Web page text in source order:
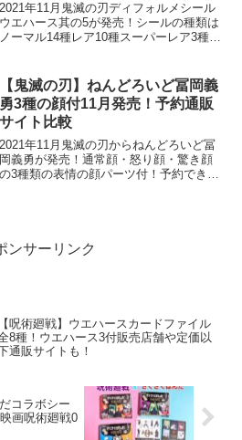
2021年11月鬼滅の刃ディフォルメシール
ウエハース其の5が発売！シールの種類は
ノーマル14種レア10種スーパーレア3種極
売店舗・定価～定価以下で予約できる通
販サイトをご紹介します。
【鬼滅の刃】ねんどろいど冨岡義
勇3種の顔付11月発売！予約通販
サイト比較
2021年11月鬼滅の刃からねんどろいど冨
岡義勇が発売！通常顔・怒り顔・驚き顔
の3種類の表情の顔パーツ付！予約できる
ンサーリンク
【呪術廻戦】ウエハースカードファイル
8種！ウエハース3付販売店舗や定価以
通販サイトも！
コラボシー
画呪術廻戦0